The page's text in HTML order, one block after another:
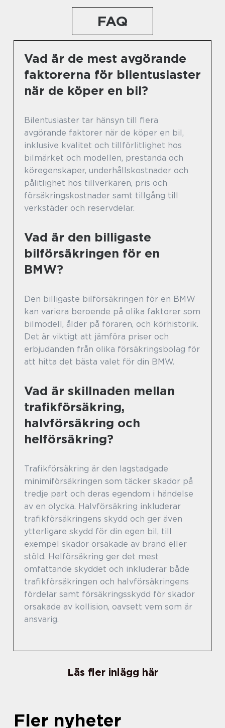
FAQ
Vad är de mest avgörande
faktorerna för bilentusiaster
när de köper en bil?
Bilentusiaster tar hänsyn till flera
avgörande faktorer när de köper en bil,
inklusive kvalitet och tillförlitlighet hos
bilmärket och modellen, prestanda och
köregenskaper, underhållskostnader och
pålitlighet hos tillverkaren, pris och
försäkringskostnader samt tillgång till
verkstäder och reservdelar.
Vad är den billigaste
bilförsäkringen för en
BMW?
Den billigaste bilförsäkringen för en BMW
kan variera beroende på olika faktorer som
bilmodell, ålder på föraren, och körhistorik.
Det är viktigt att jämföra priser och
erbjudanden från olika försäkringsbolag för
att hitta det bästa valet för din BMW.
Vad är skillnaden mellan
trafikförsäkring,
halvförsäkring och
helförsäkring?
Trafikförsäkring är den lagstadgade
minimiförsäkringen som täcker skador på
tredje part och deras egendom i händelse
av en olycka. Halvförsäkring inkluderar
trafikförsäkringens skydd och ger även
ytterligare skydd för din egen bil, till
exempel skador orsakade av brand eller
stöld. Helförsäkring ger det mest
omfattande skyddet och inkluderar både
trafikförsäkringen och halvförsäkringens
fördelar samt försäkringsskydd för skador
orsakade av kollision, oavsett vem som är
ansvarig.
Läs fler inlägg här
Fler nyheter